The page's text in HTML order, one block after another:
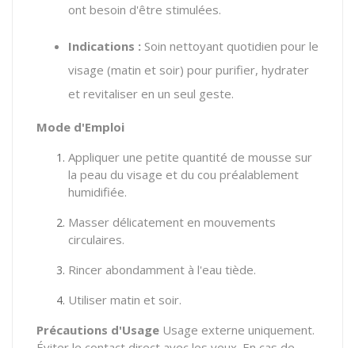
ont besoin d'être stimulées.
Indications : Soin nettoyant quotidien pour le
visage (matin et soir) pour purifier, hydrater
et revitaliser en un seul geste.
Mode d'Emploi
Appliquer une petite quantité de mousse sur
la peau du visage et du cou préalablement
humidifiée.
Masser délicatement en mouvements
circulaires.
Rincer abondamment à l'eau tiède.
Utiliser matin et soir.
Précautions d'Usage Usage externe uniquement.